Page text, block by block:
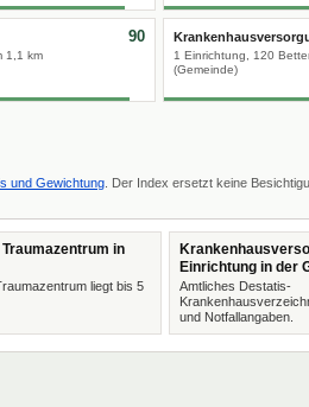
1,1 km
90
1 Einrichtung, 120
(Gemeinde)
und Gewichtung . Der Index ersetzt keine
in
liegt bis 5
Einrichtung in der
Amtliches Destatis-
und Notfallangaben.